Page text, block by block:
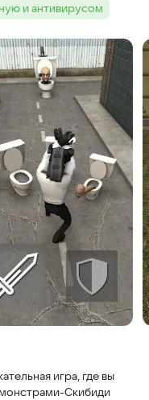
и антивирусом
игра, где вы
монстрами-Скибиди